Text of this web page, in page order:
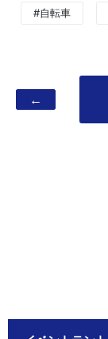
#自転車
←